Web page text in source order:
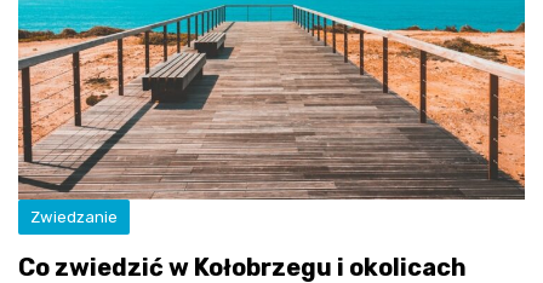
Zwiedzanie
Co zwiedzić w Kołobrzegu i okolicach